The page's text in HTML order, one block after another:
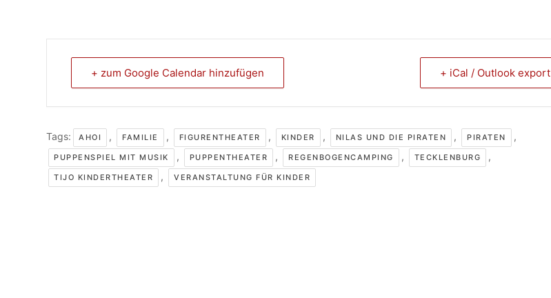
+ zum Google Calendar hinzufügen + iCal / Outlook export
Tags: AHOI , FAMILIE , FIGURENTHEATER , KINDER , NILAS UND DIE PIRATEN , PIRATEN ,
PUPPENSPIEL MIT MUSIK , PUPPENTHEATER , REGENBOGENCAMPING , TECKLENBURG ,
TIJO KINDERTHEATER , VERANSTALTUNG FÜR KINDER